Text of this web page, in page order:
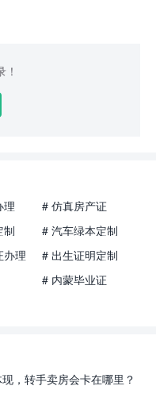
理
# 仿真房产证
制
# 汽车绿本定制
办理
# 出生证明定制
# 内蒙毕业证
，转手卖房会卡在哪里？